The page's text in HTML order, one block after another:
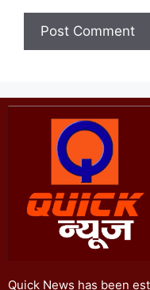
Quick News has been